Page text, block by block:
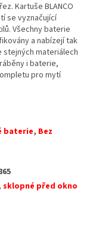
Kartuše BLANCO
se vyznačující
Všechny baterie
a nabízejí tak
stejných materiálech
i baterie,
pro mytí
baterie, Bez
sklopné před okno